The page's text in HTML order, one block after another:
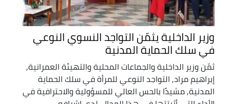
وزير الداخلية يثمّن التواجد النسوي النوعي
في سلك الحماية المدنية
ثمّن وزير الداخلية والجماعات المحلية والتهيئة العمرانية,
إبراهيم مراد, التواجد النوعي للمرأة في سلك الحماية
المدنية, مشيدًا بالحس العالي للمسؤولية والاحترافية في